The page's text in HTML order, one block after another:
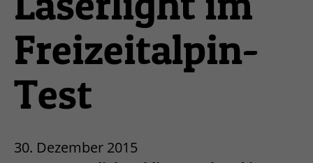
Freizeitalpin-
Test
30. Dezember 2015